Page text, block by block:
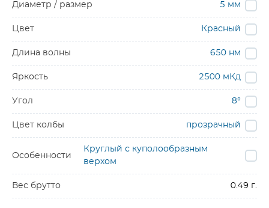
Диаметр / размер 5 мм
Цвет Красный
Длина волны 650 нм
Яркость 2500 мКд
Угол 8°
Цвет колбы прозрачный
Особенности
Круглый с куполообразным
верхом
Вес брутто 0.49 г.